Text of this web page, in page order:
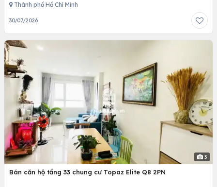
Thành phố Hồ Chí Minh
30/07/2026
3
Bán căn hộ tầng 33 chung cư Topaz Elite Q8 2PN